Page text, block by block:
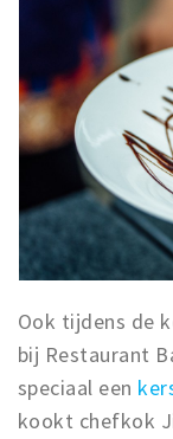
Ook tijdens de
bij Restaurant
speciaal een
kookt chefkok